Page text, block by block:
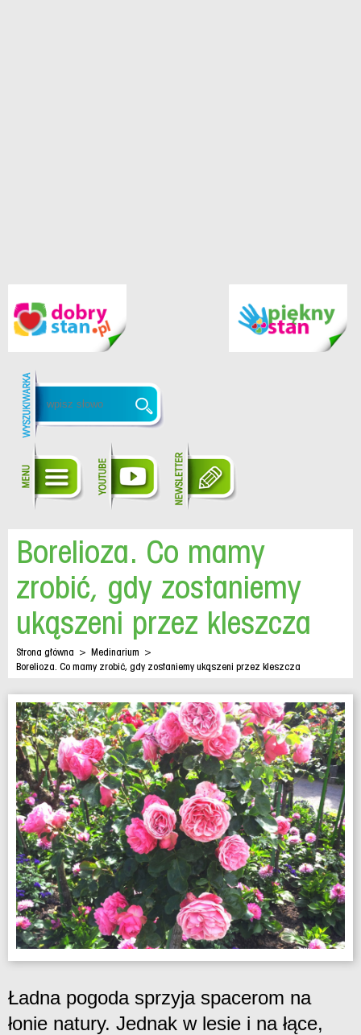
Borelioza. Co mamy
zrobić, gdy zostaniemy
ukąszeni przez kleszcza
Strona główna > Medinarium >
Borelioza. Co mamy zrobić, gdy zostaniemy ukąszeni przez kleszcza
Ładna pogoda sprzyja spacerom na
łonie natury. Jednak w lesie i na łące,